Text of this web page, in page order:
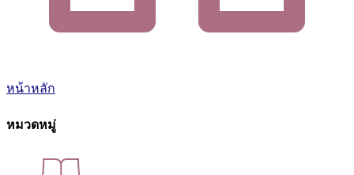
หน้าหลัก
หมวดหมู่